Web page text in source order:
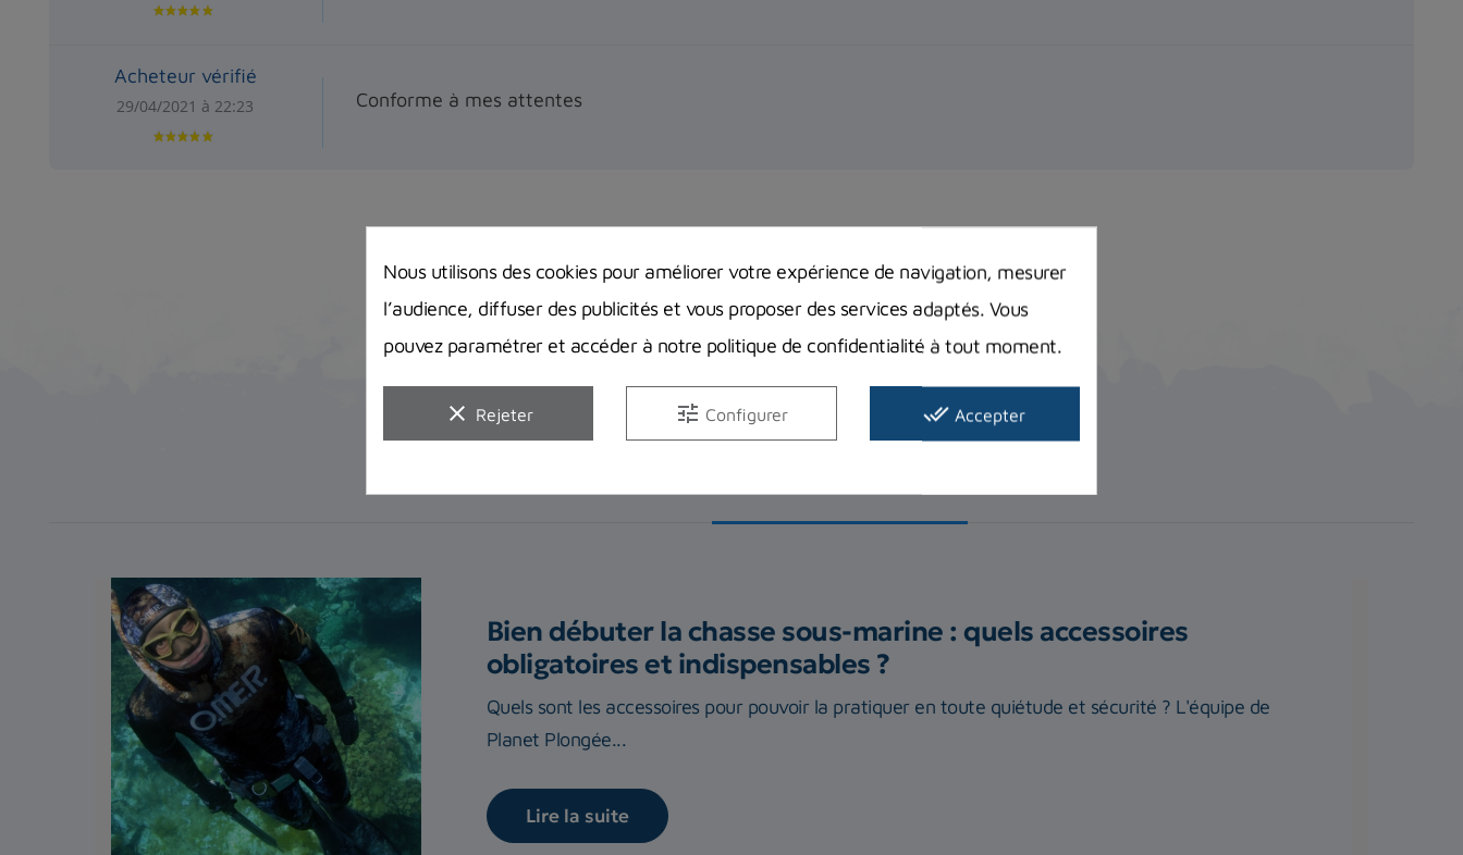
Acheteur vérifié
29/04/2021 à 22:23 Conforme à mes attentes
Bien débuter la chasse sous-marine : quels accessoires
obligatoires et indispensables ?
Quels sont les accessoires pour pouvoir la pratiquer en toute quiétude et sécurité ? L'équipe de
Planet Plongée...
Lire la suite
Nous utilisons des cookies pour améliorer votre expérience de navigation, mesurer
l’audience, diffuser des publicités et vous proposer des services adaptés. Vous
pouvez paramétrer et accéder à notre politique de confidentialité à tout moment.
clear Rejeter tune Configurer done_all Accepter